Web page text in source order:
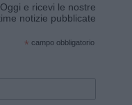
e ricevi le nostre
notizie pubblicate
* campo obbligatorio